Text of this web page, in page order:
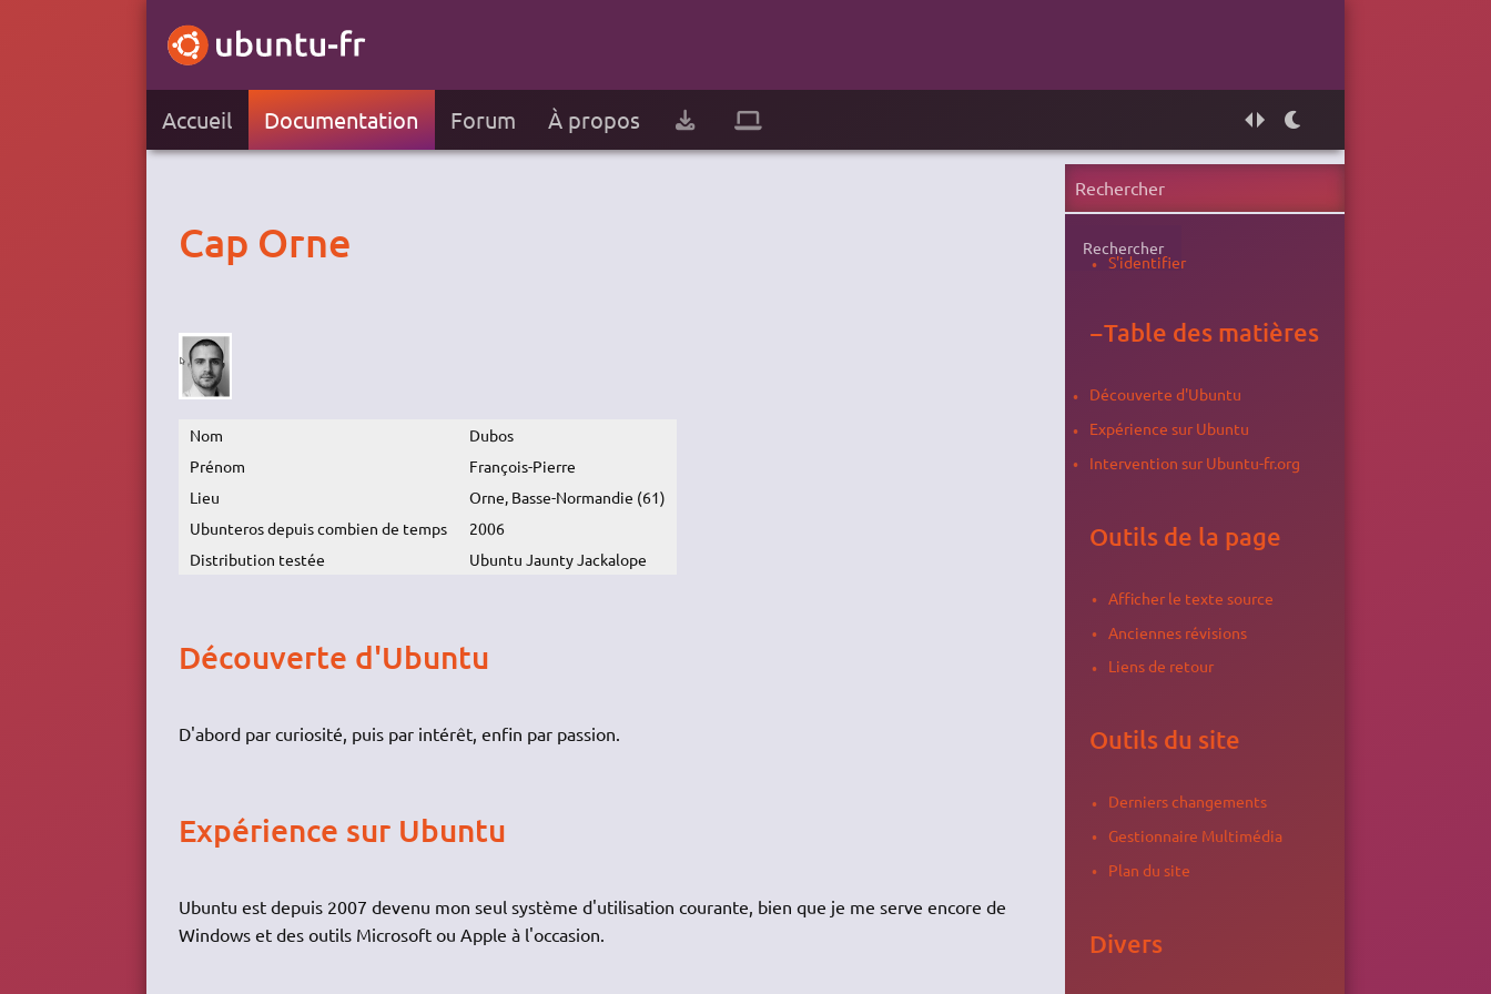
Accueil Documentation Forum À propos
Cap Orne
Nom
Dubos
Prénom
François-Pierre
Lieu
Orne, Basse-Normandie (61)
Ubunteros depuis combien de temps
2006
Distribution testée
Ubuntu Jaunty Jackalope
Découverte d'Ubuntu
D'abord par curiosité, puis par intérêt, enfin par passion.
Expérience sur Ubuntu
Ubuntu est depuis 2007 devenu mon seul système d'utilisation courante, bien que je me serve encore de
Windows et des outils Microsoft ou Apple à l'occasion.
Rechercher
S'identifier
−Table des matières
Découverte d'Ubuntu
Expérience sur Ubuntu
Intervention sur Ubuntu-fr.org
Outils de la page
Afficher le texte source
Anciennes révisions
Liens de retour
Outils du site
Derniers changements
Gestionnaire Multimédia
Plan du site
Divers